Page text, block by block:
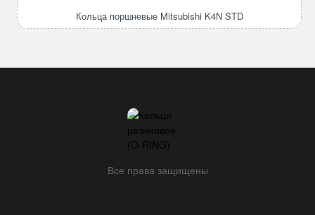
K4N
Кольца поршневые Mitsubishi K4N STD
Все права защищены